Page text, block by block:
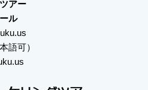
アー
ル
語可）